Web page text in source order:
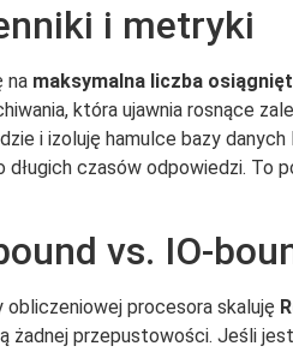
i metryki
na maksymalna liczba
która ujawnia rosnące
i izoluję hamulce bazy
czasów odpowiedzi.
vs. IO-
procesora skaluję
żadnej przepustowości. Jeśli